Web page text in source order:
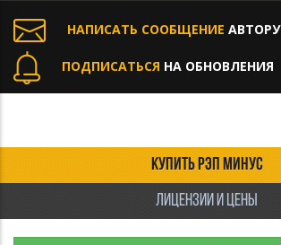
НАПИСАТЬ СООБЩЕНИЕ АВТОРУ
ПОДПИСАТЬСЯ НА ОБНОВЛЕНИЯ
КУПИТЬ РЭП МИНУС
ЛИЦЕНЗИИ И ЦЕНЫ